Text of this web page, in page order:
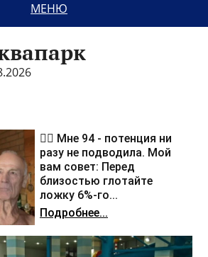
МЕНЮ
❤️‍🔥 Мне 94 - потенция ни
разу не подводила. Мой
вам совет: Перед
близостью глотайте
ложку 6%-го...
Подробнее...